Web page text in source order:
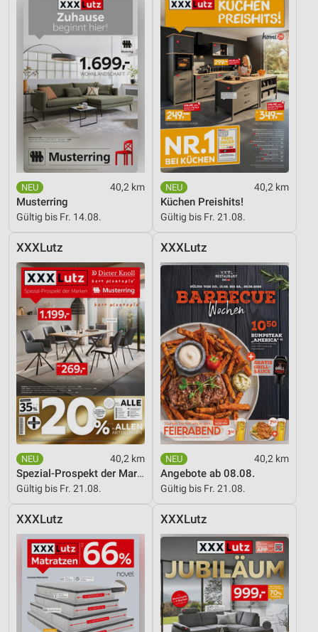
40,2 km
Musterring
Gültig bis Fr. 14.08.
40,2 km
Küchen Preishits!
Gültig bis Fr. 21.08.
XXXLutz
40,2 km
Spezial-Prospekt der Marken
Gültig bis Fr. 21.08.
XXXLutz
40,2 km
Angebote ab 08.08.
Gültig bis Fr. 21.08.
XXXLutz XXXLutz